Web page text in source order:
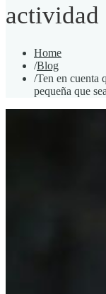
actividad
Home
/Blog
/Ten en cuenta
pequeña que